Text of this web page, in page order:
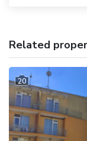
Related
20